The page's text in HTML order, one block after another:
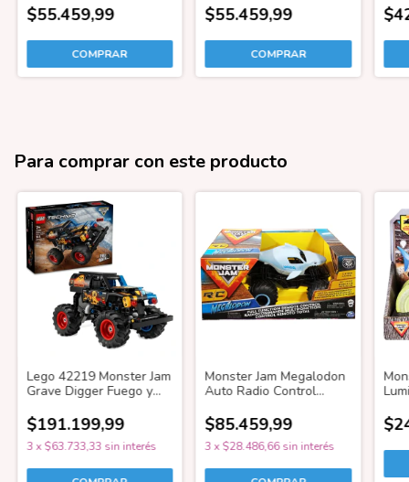
Machine
$55.459,99
Spiderman
$55.459,99
VS
Para comprar con este producto
Lego 42219 Monster Jam
Grave Digger Fuego y
$191.199,99
3x$63.733,33 sin interés
Monster Jam Megalodon
Auto Radio Control
$85.459,99
3 x$28.486,66 sin interés